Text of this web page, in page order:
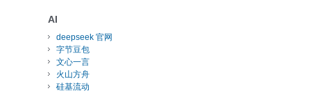
AI
deepseek 官网
字节豆包
文心一言
火山方舟
硅基流动